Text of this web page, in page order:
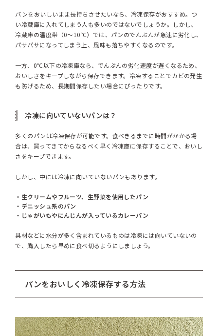
パンをおいしいまま長持ちさせたいなら、冷凍保存がおすすめ。つ
い冷蔵庫に入れてしまう人も多いのではないでしょうか。しかし、
冷蔵庫の温度帯（0〜10℃）では、パンのでんぷんが急速に劣化し、
パサパサになってしまう上、風味も落ちやすくなるのです。
一方、0℃以下の冷凍庫なら、でんぷんの劣化速度が遅くなるため、
おいしさをキープしながら保存できます。冷凍することでカビの発生
も防げるため、長期間保存したい場合にぴったりです。
冷凍に向いていないパンは？
多くのパンは冷凍保存が可能です。食べきるまでに時間がかかる場
合は、買ってきてからなるべく早く冷凍庫に保存することで、おいし
さをキープできます。
しかし、中には冷凍に向いていないパンもあります。
・生クリームやフルーツ、生野菜を使用したパン
・デニッシュ系のパン
・じゃがいもやにんじんが入っているカレーパン
具材などに水分が多く含まれているものは冷凍には向いていないの
で、購入したら早めに食べ切るようにしましょう。
パンをおいしく冷凍保存する方法